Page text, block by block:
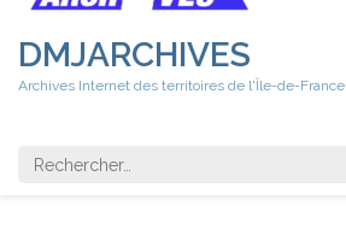
DMJARCHIVES
Archives Internet des territoires de l'Île-de-France